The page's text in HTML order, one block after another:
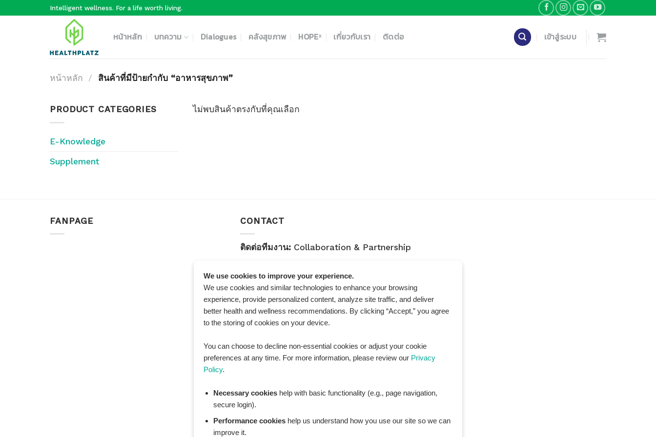
Intelligent wellness. For a life worth living.
หน้าหลัก บทความ Dialogues คลังสุขภาพ HOPEˣ เกี่ยวกับเรา ติดต่อ เข้าสู่ระบบ
หน้าหลัก / สินค้าที่มีป้ายกำกับ “อาหารสุขภาพ”
PRODUCT CATEGORIES
E-Knowledge
Supplement
ไม่พบสินค้าตรงกับที่คุณเลือก
FANPAGE CONTACT
ติดต่อทีมงาน: Collaboration & Partnership
คำถามทั่วไป:General Inquiry
LINE Official ID:
@Healthplatz
เพิ่มเพื่อนAdd LINE :
https://lin.ee/sqNlLtc
We use cookies to improve your experience.
We use cookies and similar technologies to enhance your browsing
experience, provide personalized content, analyze site traffic, and deliver
better health and wellness recommendations. By clicking “Accept,” you agree
to the storing of cookies on your device.
You can choose to decline non-essential cookies or adjust your cookie
preferences at any time. For more information, please review our Privacy
Policy.
Necessary cookies help with basic functionality (e.g., page navigation,
secure login).
Performance cookies help us understand how you use our site so we can
improve it.